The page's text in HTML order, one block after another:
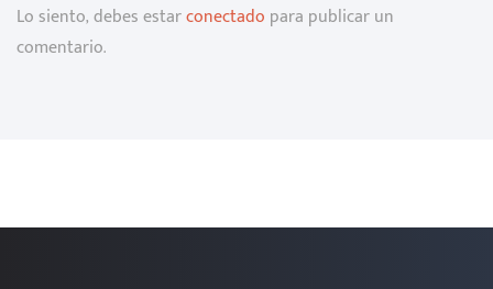
Lo siento, debes estarconectado para publicar un
comentario.